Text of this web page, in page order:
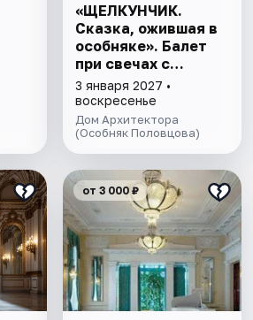
«ЩЕЛКУНЧИК.
Сказка, ожившая в
особняке». Балет
при свечах с
иммерсивным
променадом
3 января 2027 •
воскресенье
Дом Архитектора
(Особняк Половцова)
от 3 000 ₽